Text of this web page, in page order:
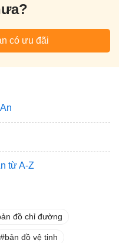
có ưu đãi
từ A-Z
đồ chỉ đường
bản đồ vệ tinh